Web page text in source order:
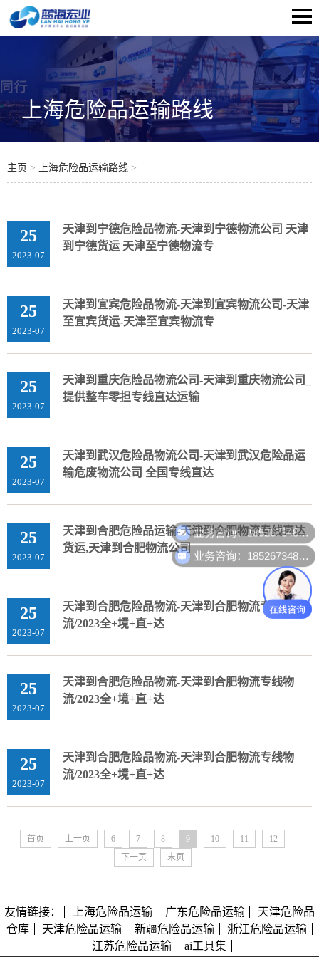
上海危险品运输路线
主页 > 上海危险品运输路线 >
25
2023-07
天津到宁德危险品物流-天津到宁德物流公司 天津
到宁德货运 天津至宁德物流专
25
2023-07
天津到宜宾危险品物流-天津到宜宾物流公司-天津
至宜宾货运-天津至宜宾物流专
25
2023-07
天津到重庆危险品物流公司-天津到重庆物流公司_
提供整车零担专线直达运输
25
2023-07
天津到武汉危险品物流公司-天津到武汉危险品运
输危废物流公司 全国专线直达
25
2023-07
天津到合肥危险品运输-天津到合肥物流专线直达
货运,天津到合肥物流公司
25
2023-07
天津到合肥危险品物流-天津到合肥物流专线物
流/2023全+境+直+达
25
2023-07
天津到合肥危险品物流-天津到合肥物流专线物
流/2023全+境+直+达
25
2023-07
天津到合肥危险品物流-天津到合肥物流专线物
流/2023全+境+直+达
首页 上一页 6 7 8 9 10 11
12
下一页
末页
友情链接： 上海危险品运输 广东危险品运输
天津危险品
仓库
天津危险品运输 新疆危险品运输
浙江危险品运输
江苏危险品运输
ai工具集
业务咨询：18526734888
业务咨询：18526734888